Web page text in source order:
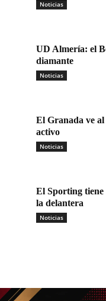
Noticias
UD Almería: el
diamante
Noticias
El Granada ve al
activo
Noticias
El Sporting tiene
la delantera
Noticias